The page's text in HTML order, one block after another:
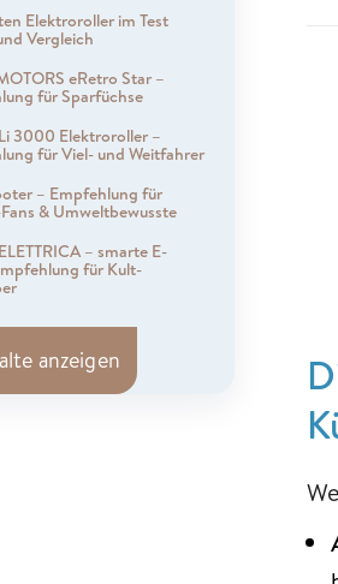
Elektroroller im Test
Vergleich
eRetro Star –
für Sparfüchse
3000 Elektroroller –
für Viel- und Weitfahrer
– Empfehlung für
& Umweltbewusste
– smarte E-
für Kult-
anzeigen